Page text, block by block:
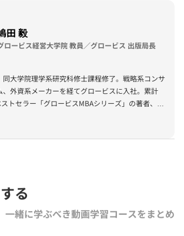
田 毅
ロービス経営大学院 教員／グロービス 出版局長
大学院理学系研究科修士課程修了。戦略系コンサ
、外資系メーカーを経てグロービスに入社。累計
トセラー「グロービスMBAシリーズ」の著者、プ
MBAキーワード 図解 基本ビジネス思考法45』
ーワード 図解 基本フレームワーク50』『ビジネ
『［実況］ロジカルシンキング教室』『［実況』
室』『競争優位としての経営理念』（以上PHP研
ンキングの落とし穴』『バイアス』『KSFとは』
子出版）、共著書に『グロービスMBAマネジメン
ービスMBAマネジメント・ブックⅡ』『MBA定量
ロービスMBAビジネスプラン』『ストーリーで
る
一緒に学ぶべき動画学習コースをまとめ